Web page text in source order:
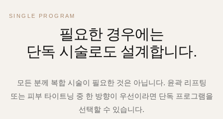
SINGLE PROGRAM
필요한 경우에는
단독 시술로도 설계합니다.
모든 분께 복합 시술이 필요한 것은 아닙니다. 윤곽 리프팅
또는 피부 타이트닝 중 한 방향이 우선이라면 단독 프로그램을
선택할 수 있습니다.